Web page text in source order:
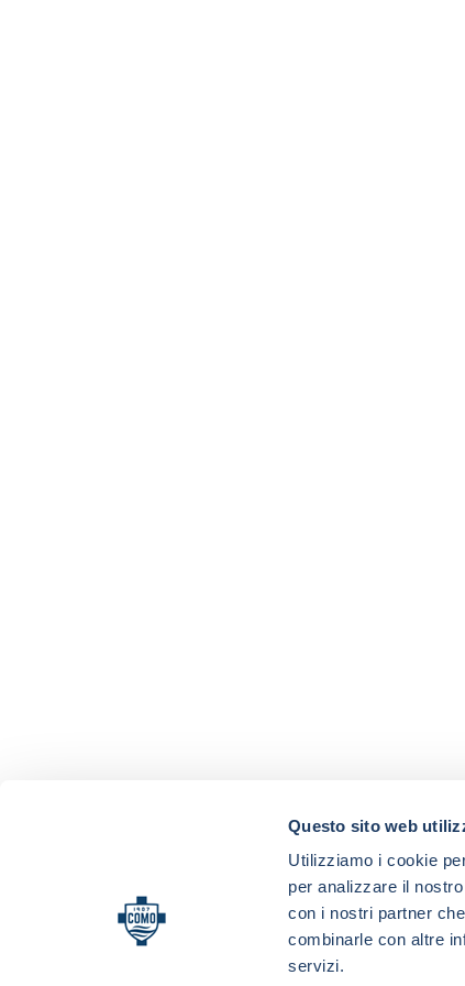
Questo sito web
Utilizziamo i cookie
per analizzare il
con i nostri partner
combinarle con altre
servizi.